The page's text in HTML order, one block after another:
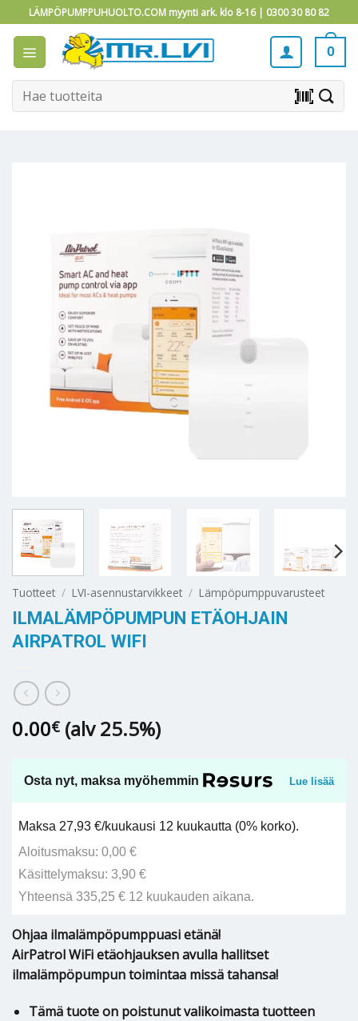
to
content
LÄMPÖPUMPPUHUOLTO.COM myynti ark. klo 8-16 | 0300 30 80 82
0
Etsi: barcode_scanner
Tuotteet / LVI-asennustarvikkeet / Lämpöpumppuvarusteet
ILMALÄMPÖPUMPUN ETÄOHJAIN
AIRPATROL WIFI
0.00€ (alv 25.5%)
Osta nyt, maksa myöhemmin Lue lisää
Maksa 27,93 €/kuukausi 12 kuukautta (0% korko).
Aloitusmaksu: 0,00 €
Käsittelymaksu: 3,90 €
Yhteensä 335,25 € 12 kuukauden aikana.
Ohjaa ilmalämpöpumppuasi etänä!
AirPatrol WiFi etäohjauksen avulla hallitset
ilmalämpöpumpun toimintaa missä tahansa!
Tämä tuote on poistunut valikoimasta tuotteen